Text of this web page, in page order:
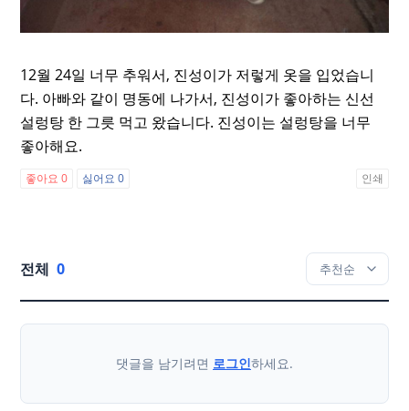
12월 24일 너무 추워서, 진성이가 저렇게 옷을 입었습니
다. 아빠와 같이 명동에 나가서, 진성이가 좋아하는 신선
설렁탕 한 그릇 먹고 왔습니다. 진성이는 설렁탕을 너무
좋아해요.
좋아요0 싫어요0 인쇄
전체 0
댓글을 남기려면 로그인하세요.